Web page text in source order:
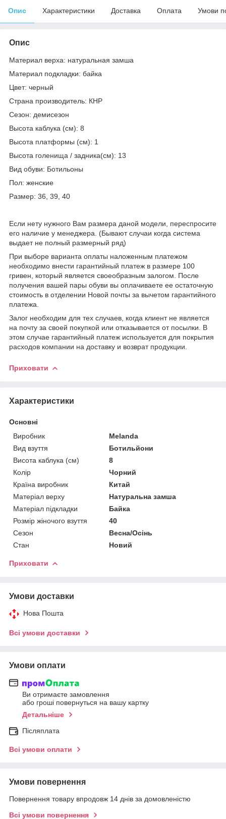
Опис Характеристики Доставка Оплата Умови
Опис
Материал верха: натуральная замша
Материал подкладки: байка
Цвет: черный
Страна производитель: КНР
Сезон: демисезон
Высота каблука (см): 8
Высота платформы (см): 1
Высота голенища / задника(см): 13
Вид обуви: Ботильоны
Пол: женские
Размер: 36, 39, 40
Если нету нужного Вам размера даной модели, переспросите
его наличие у менеджера. (Бывают случаи когда система
выдает не полный размерный ряд)
При выборе варианта оплаты наложенным платежом
необходимо внести гарантийный платеж в размере 100
гривен, который является своеобразным залогом. После
получения вашей пары обуви вы оплачиваете ее остаточную
стоимость в отделении Новой почты за вычетом гарантийного
платежа.
Залог необходим для тех случаев, когда клиент не является
на почту за своей покупкой или отказывается от посылки. В
этом случае гарантийный платеж используется для покрытия
расходов компании на доставку и возврат продукции.
Приховати
Характеристики
Основні
Виробник
Melanda
Вид взуття
Ботильйони
Висота каблука (см)
8
Колір
Чорний
Країна виробник
Китай
Матеріал верху
Натуральна замша
Матеріал підкладки
Байка
Розмір жіночого взуття
40
Сезон
Весна/Осінь
Стан
Новий
Приховати
Умови доставки
Нова Пошта
Всі умови доставки
Умови оплати
Ви отримаєте замовлення
або гроші повернуться на вашу картку
Детальніше
Післяплата
Всі умови оплати
Умови повернення
Повернення товару впродовж 14 днів за домовленістю
Всі умови повернення